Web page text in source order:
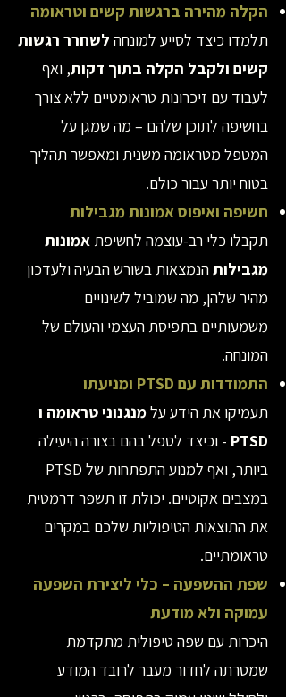
הקלה מהירה ברגשות קשים וטראומה
תלמדו כיצד לסייע למונחה לשחרר רגשות
קשים ולקבל הקלה בתוך דקות, ואף
לעבוד עם זיכרונות טראומטיים ללא צורך
בחשיפה לתוכן שלהם – מה שמגן על
המטפל מטראומה משנית ומאפשר תהליך
בטוח יותר עבור כולם.
חשיפה ואיפוס אמונות מגבילות
תקבלו כלי רב-עוצמה לחשיפת אמונות
מגבילותהנמצאות בשורש הבעיה ולעדכון
מהיר שלהן, מה שמוביל לשינויים
משמעותיים בתפיסת העצמי והעולם של
המונחה.
התמודדות עם PTSD ומניעתו
תעמיקו את הידע עלמנגנוני טראומה ו
PTSD - וכיצד לטפל בהם בצורה היעילה
ביותר, ואף למנוע התפתחות של PTSD
במצבים אקוטיים. יכולת זו תשפר דרמטית
את התוצאות הטיפוליות שלכם במקרים
טראומתיים.
שפת ההשפעה – כלי ליצירת השפעה
עמוקה ולא מודעת
היכרות עם שפה טיפולית מתקדמת
שמטרתה לחדור מעבר לרובד המודע